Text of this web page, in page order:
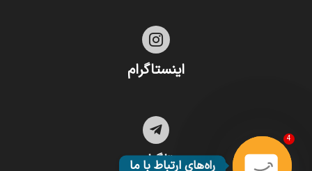

اینستاگرام

تلگرام
راه‌های ارتباط با ما
4